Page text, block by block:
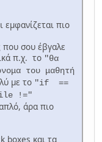
εμφανίζεται πιο
που σου έβγαλε
π.χ. το "θα
του μαθητή
με το "if ==
!="
άρα πιο
boxes και τα